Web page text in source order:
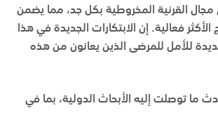
مجال القرنية المخروطية بكل جد، مما يضمن
الأكثر فعالية. إن الابتكارات الجديدة في هذا
جديدة للأمل للمرضى الذين يعانون من هذه
ما توصلت إليه الأبحاث الدولية، بما في